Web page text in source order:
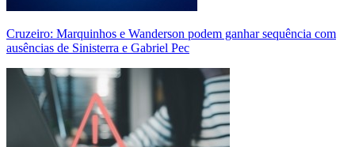
Cruzeiro: Marquinhos e Wanderson podem ganhar sequência com
ausências de Sinisterra e Gabriel Pec